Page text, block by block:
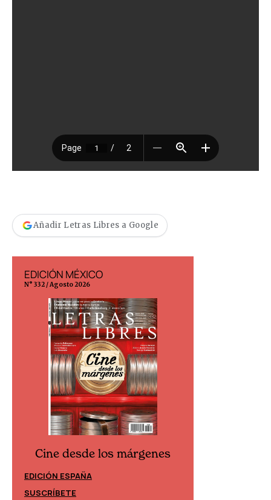
Añadir Letras Libres a Google
EDICIÓN MÉXICO
N° 332 / Agosto 2026
Cine desde los márgenes
EDICIÓN ESPAÑA
SUSCRÍBETE